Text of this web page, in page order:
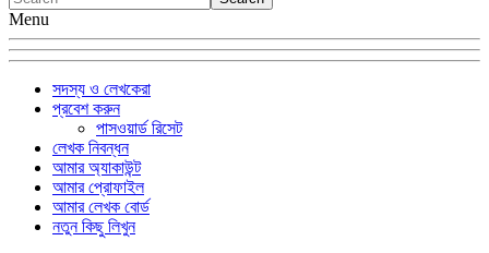
Menu
সদস্য ও লেখকেরা
প্রবেশ করুন
পাসওয়ার্ড রিসেট
লেখক নিবন্ধন
আমার অ্যাকাউন্ট
আমার প্রোফাইল
আমার লেখক বোর্ড
নতুন কিছু লিখুন